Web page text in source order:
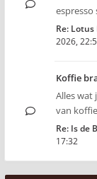
espresso
Re: Lotus
2026,
Koffie
Alles wat
van
Re: Is de
17:32